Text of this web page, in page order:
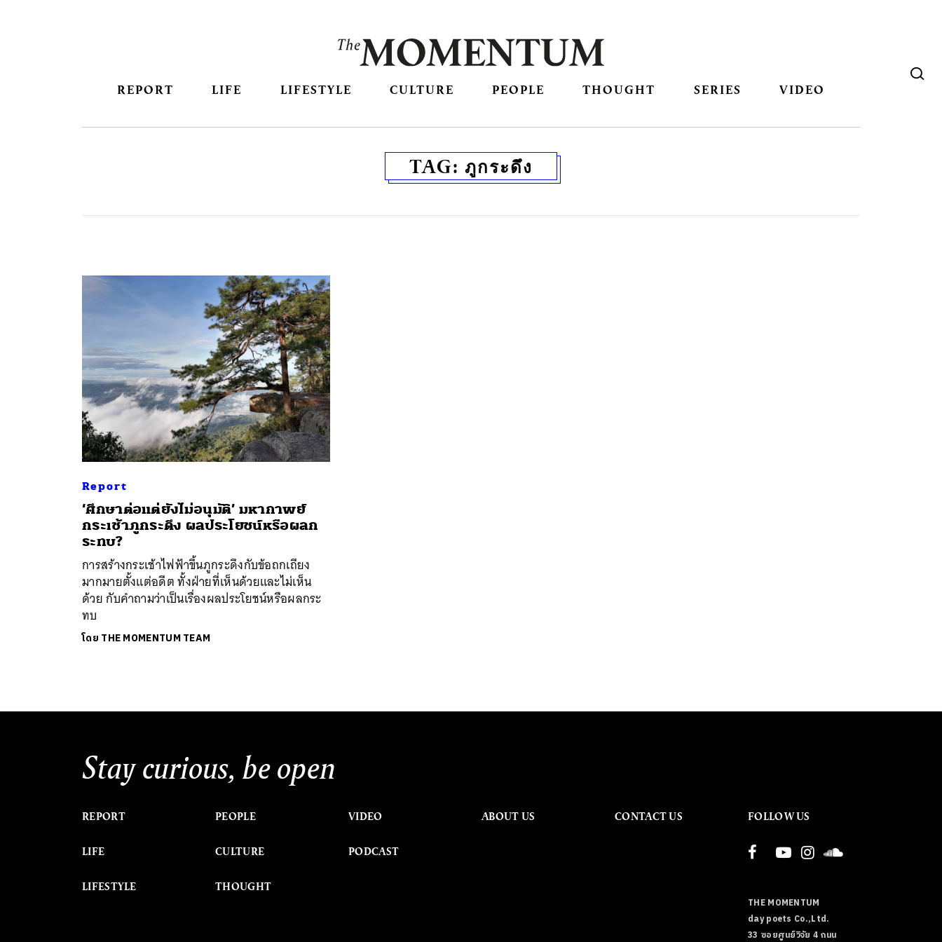
REPORT LIFE LIFESTYLE CULTURE PEOPLE THOUGHT SERIES VIDEO
TAG: ภูกระดึง
Report
‘ศึกษาต่อแต่ยังไม่อนุมัติ’ มหากาพย์
กระเช้าภูกระดึง ผลประโยชน์หรือผลก
ระทบ?
การสร้างกระเช้าไฟฟ้าขึ้นภูกระดึงกับข้อถกเถียง
มากมายตั้งแต่อดีต ทั้งฝ่ายที่เห็นด้วยและไม่เห็น
ด้วย กับคำถามว่าเป็นเรื่องผลประโยชน์หรือผลกระ
ทบ
โดย THE MOMENTUM TEAM
Stay curious, be open
REPORT
LIFE
LIFESTYLE
PEOPLE
CULTURE
THOUGHT
VIDEO
PODCAST
ABOUT US CONTACT US FOLLOW US
THE MOMENTUM
day poets Co.,Ltd.
33 ซอยศูนย์วิจัย 4 ถนน
ค้นหา